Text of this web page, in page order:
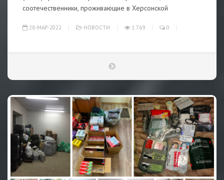
соотечественники, проживающие в Херсонской
28-МАР-2022 НОВОСТИ 1 769 0